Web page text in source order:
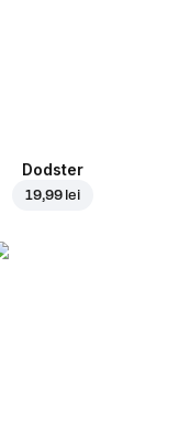
Dodster
19,99 lei